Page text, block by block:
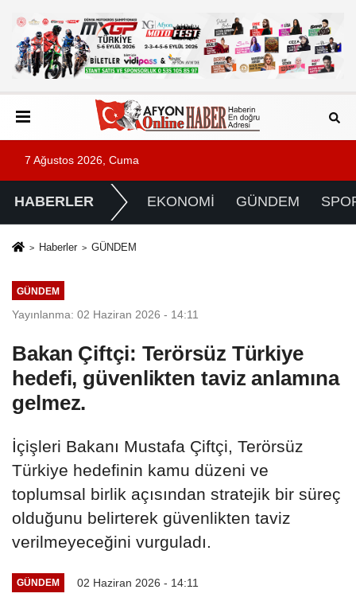
7 Ağustos 2026, Cuma
HABERLER EKONOMİ GÜNDEM
Haberler GÜNDEM
GÜNDEM
Yayınlanma: 02 Haziran 2026 - 14:11
Bakan Çiftçi: Terörsüz Türkiye
hedefi, güvenlikten taviz anlamına
gelmez.
İçişleri Bakanı Mustafa Çiftçi, Terörsüz
Türkiye hedefinin kamu düzeni ve
toplumsal birlik açısından stratejik bir süreç
olduğunu belirterek güvenlikten taviz
verilmeyeceğini vurguladı.
GÜNDEM 02 Haziran 2026 - 14:11